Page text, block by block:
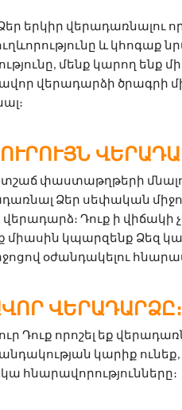
երկիր վերադառնալու
և կհոգաք
մենք կարող ենք
վերադարձի ծրագրի
փաստաթղթերի
Ձեր սեփական
վերադարձ։ Դուք ի վիճակի
միասին կպարզենք Ձեզ
օժանդակելու
ՎԵՐԱԴԱՐՁԸ։
Դուք որոշել եք
կարիք
հնարավորությունները։